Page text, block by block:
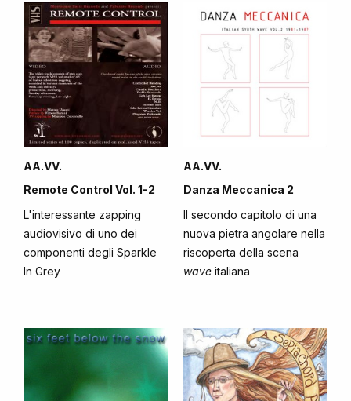
AA.VV.
Remote Control Vol. 1-2
L'interessante zapping
audiovisivo di uno dei
componenti degli Sparkle
In Grey
AA.VV.
Danza Meccanica 2
Il secondo capitolo di una
nuova pietra angolare nella
riscoperta della scena
wave italiana